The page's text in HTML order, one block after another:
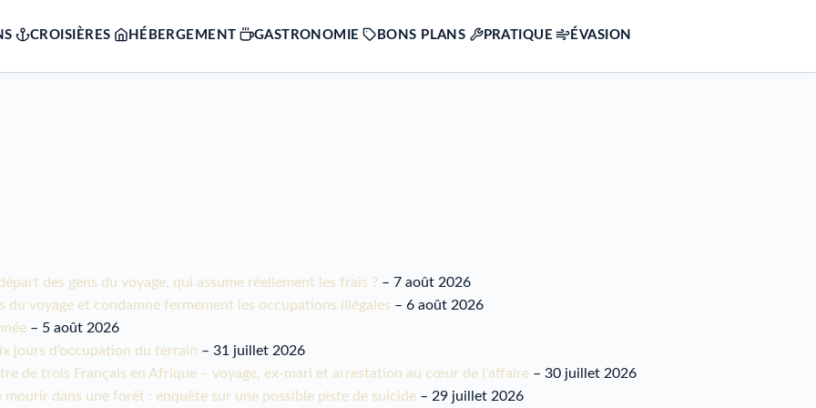
CROISIÈRES HÉBERGEMENT GASTRONOMIE BONS PLANS PRATIQUE ÉVASION
des gens du voyage, qui assume réellement les frais ? – 7 août 2026
du voyage et condamne fermement les occupations illégales – 6 août 2026
– 5 août 2026
jours d’occupation du terrain – 31 juillet 2026
de trois Français en Afrique – voyage, ex-mari et arrestation au cœur de l’affaire – 30 juillet 2026
mourir dans une forêt : enquête sur une possible piste de suicide – 29 juillet 2026